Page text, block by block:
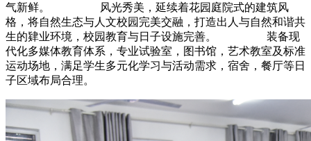
气新鲜。 风光秀美，延续着花园庭院式的建筑风
格，将自然生态与人文校园完美交融，打造出人与自然和谐共
生的肄业环境，校园教育与日子设施完善。 装备现
代化多媒体教育体系，专业试验室，图书馆，艺术教室及标准
运动场地，满足学生多元化学习与活动需求，宿舍，餐厅等日
子区域布局合理。